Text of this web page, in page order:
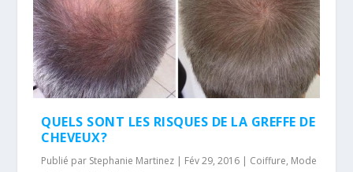
QUELS SONT LES RISQUES DE LA GREFFE DE
CHEVEUX?
Publié par Stephanie Martinez | Fév 29, 2016 | Coiffure, Mode